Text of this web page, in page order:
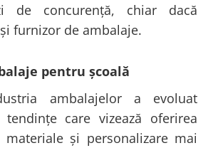
de concurență, chiar dacă
furnizor de ambalaje.
pentru școală
ambalajelor a evoluat
care vizează oferirea
și personalizare mai